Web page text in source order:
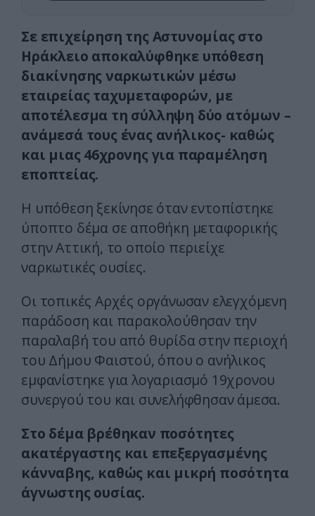
Σε επιχείρηση της Αστυνομίας στο
Ηράκλειο αποκαλύφθηκε υπόθεση
διακίνησης ναρκωτικών μέσω
εταιρείας ταχυμεταφορών, με
αποτέλεσμα τη σύλληψη δύο ατόμων –
ανάμεσά τους ένας ανήλικος- καθώς
και μιας 46χρονης για παραμέληση
εποπτείας.
Η υπόθεση ξεκίνησε όταν εντοπίστηκε
ύποπτο δέμα σε αποθήκη μεταφορικής
στην Αττική, το οποίο περιείχε
ναρκωτικές ουσίες.
Οι τοπικές Αρχές οργάνωσαν ελεγχόμενη
παράδοση και παρακολούθησαν την
παραλαβή του από θυρίδα στην περιοχή
του Δήμου Φαιστού, όπου ο ανήλικος
εμφανίστηκε για λογαριασμό 19χρονου
συνεργού του και συνελήφθησαν άμεσα.
Στο δέμα βρέθηκαν ποσότητες
ακατέργαστης και επεξεργασμένης
κάνναβης, καθώς και μικρή ποσότητα
άγνωστης ουσίας.